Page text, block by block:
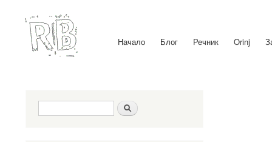
Main menu Начало Блог Речник Orinj
Search form